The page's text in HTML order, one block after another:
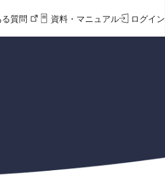
質問 資料・マニュアル ログイン